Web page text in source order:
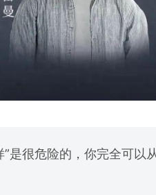
是很危险的，你完全可以